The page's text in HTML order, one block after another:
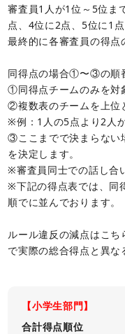
審査員1人が1位～5位ま
点、4位に2点、5位に1点
最終的に各審査員の得点
同得点の場合①〜③の順
①同得点チームのみを対
②複数表のチームを上位
※例：1人の5点より2人
③ここまでで決まらない
を決定します。
※審査員同士での話し合
※下記の得点表では、同
順でに並んでおります。
ルール違反の減点はこ
で実際の総合得点と異な
【小学生部門】
合計得点順位